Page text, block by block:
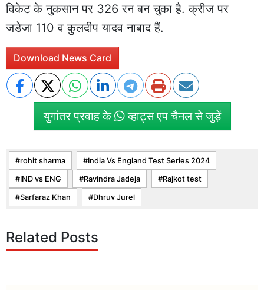
विकेट के नुकसान पर 326 रन बन चुका है. क्रीज पर
जडेजा 110 व कुलदीप यादव नाबाद हैं.
Download News Card
युगांतर प्रवाह के व्हाट्स एप चैनल से जुड़ें
rohit sharma India Vs England Test Series 2024
IND vs ENG Ravindra Jadeja Rajkot test
Sarfaraz Khan Dhruv Jurel
Related Posts